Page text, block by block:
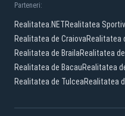
Parteneri:
Realitatea.NETRealitatea
Realitatea de CraiovaRealitatea
Realitatea de BrailaRealitatea
Realitatea de BacauRealitatea
Realitatea de TulceaRealitatea